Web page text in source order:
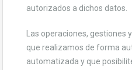
autorizados a dichos datos.
Las operaciones, gestiones
que realizamos de forma
automatizada y que